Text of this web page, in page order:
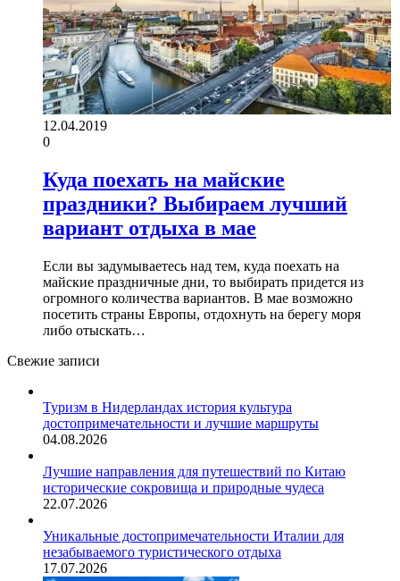
12.04.2019
0
Куда поехать на майские
праздники? Выбираем лучший
вариант отдыха в мае
Если вы задумываетесь над тем, куда поехать на
майские праздничные дни, то выбирать придется из
огромного количества вариантов. В мае возможно
посетить страны Европы, отдохнуть на берегу моря
либо отыскать…
Свежие записи
Туризм в Нидерландах история культура
достопримечательности и лучшие маршруты
04.08.2026
Лучшие направления для путешествий по Китаю
исторические сокровища и природные чудеса
22.07.2026
Уникальные достопримечательности Италии для
незабываемого туристического отдыха
17.07.2026